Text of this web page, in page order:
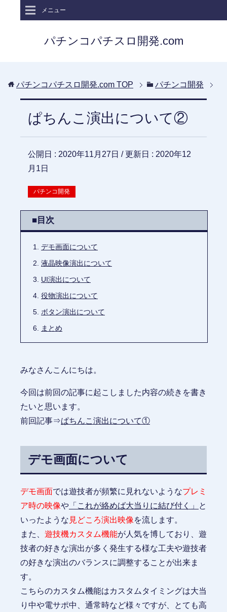
パチンコパチスロ開発.com
メニュー
パチンコパチスロ開発.com TOP パチンコ開発
ぱちんこ演出について②
公開日 : 2020年11月27日 / 更新日 : 2020年12
月1日
パチンコ開発
■目次
デモ画面について
液晶映像演出について
UI演出について
役物演出について
ボタン演出について
まとめ
みなさんこんにちは。
今回は前回の記事に起こしました内容の続きを書き
たいと思います。
前回記事⇒ぱちんこ演出について①
デモ画面について
デモ画面では遊技者が頻繁に見れないようなプレミ
ア時の映像や 「これが絡めば大当りに結び付く」
と
いったような 見どころ演出映像を流します。
また、 遊技機カスタム機能が人気を博しており、遊
技者の好きな演出が多く発生する様な工夫や遊技者
の好きな演出のバランスに調整することが出来ま
す。
こちらのカスタム機能はカスタムタイミングは大当
り中や電サポ中、通常時など様々ですが、とても高